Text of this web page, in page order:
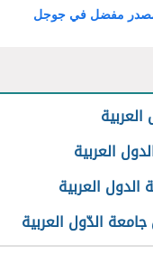
مفضل في جوجل
العربية
العربية
الدّول العربية